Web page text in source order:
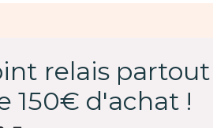
relais partout
150€ d'achat !